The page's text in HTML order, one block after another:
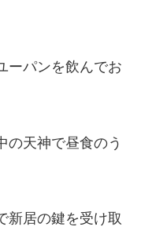
ーパンを飲んでお
の天神で昼食のう
新居の鍵を受け取